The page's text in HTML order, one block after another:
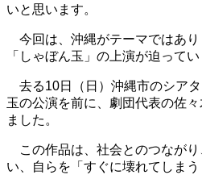
いと思います。
今回は、沖縄がテーマではあ
「しゃぼん玉」の上演が迫ってい
去る10日（日）沖縄市のシア
玉の公演を前に、劇団代表の佐
ました。
この作品は、社会とのつなが
い、自らを「すぐに壊れてしま